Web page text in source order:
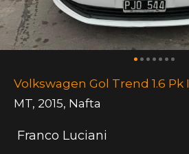
Volkswagen Gol Trend 1.6 Pk I
MT, 2015, Nafta
Franco Luciani